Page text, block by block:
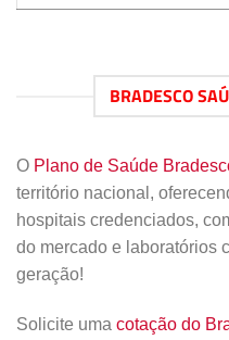
BRADESCO
O Plano de Saúde
território nacional,
hospitais credenciados,
do mercado e laboratórios
geração!
Solicite uma cotação do